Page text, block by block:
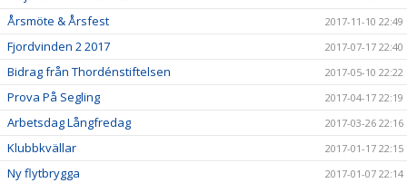
Årsmöte & Årsfest 2017-11-10 22:49
Fjordvinden 2 2017 2017-07-17 22:40
Bidrag från Thordénstiftelsen 2017-05-10 22:22
Prova På Segling 2017-04-17 22:19
Arbetsdag Långfredag 2017-03-26 22:16
Klubbkvällar 2017-01-17 22:15
Ny flytbrygga 2017-01-07 22:14